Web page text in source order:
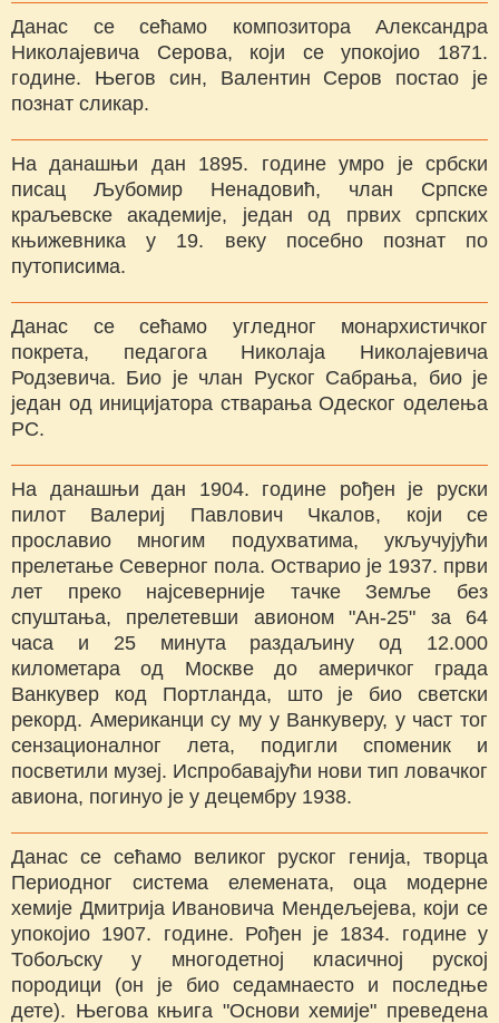
Данас се сећамо композитора Александра
Николајевича Серова, који се упокојио 1871.
године. Његов син, Валентин Серов постао је
познат сликар.
На данашњи дан 1895. године умро је србски
писац Љубомир Ненадовић, члан Српске
краљевске академије, један од првих српских
књижевника у 19. веку посебно познат по
путописима.
Данас се сећамо угледног монархистичког
покрета, педагога Николаја Николајевича
Родзевича. Био је члан Руског Сабрања, био је
један од иницијатора стварања Одеског оделења
РС.
На данашњи дан 1904. године рођен је руски
пилот Валериј Павлович Чкалов, који се
прославио многим подухватима, укључујући
прелетање Северног пола. Остварио је 1937. први
лет преко најсеверније тачке Земље без
спуштања, прелетевши авионом "Ан-25" за 64
часа и 25 минута раздаљину од 12.000
километара од Москве до америчког града
Ванкувер код Портланда, што је био светски
рекорд. Американци су му у Ванкуверу, у част тог
сензационалног лета, подигли споменик и
посветили музеј. Испробавајући нови тип ловачког
авиона, погинуо је у децембру 1938.
Данас се сећамо великог руског генија, творца
Периодног система елемената, оца модерне
хемије Дмитрија Ивановича Мендељејева, који се
упокојио 1907. године. Рођен је 1834. године у
Тобољску у многодетној класичној руској
породици (он је био седамнаесто и последње
дете). Његова књига "Основи хемије" преведена